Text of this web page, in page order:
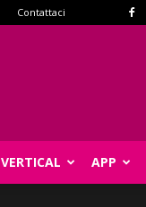
Contattaci
VERTICAL APP